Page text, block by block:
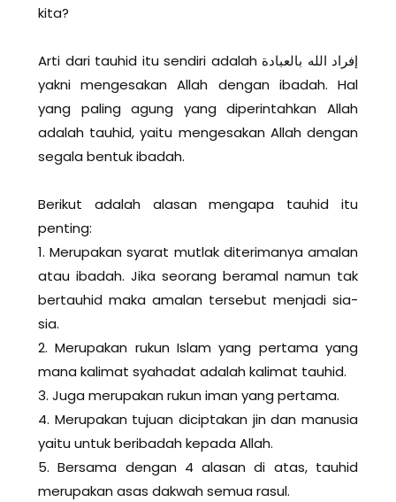
kita?
Arti dari tauhid itu sendiri adalah إفراد الله بالعبادة
yakni mengesakan Allah dengan ibadah. Hal
yang paling agung yang diperintahkan Allah
adalah tauhid, yaitu mengesakan Allah dengan
segala bentuk ibadah.
Berikut adalah alasan mengapa tauhid itu
penting:
1. Merupakan syarat mutlak diterimanya amalan
atau ibadah. Jika seorang beramal namun tak
bertauhid maka amalan tersebut menjadi sia-
sia.
2. Merupakan rukun Islam yang pertama yang
mana kalimat syahadat adalah kalimat tauhid.
3. Juga merupakan rukun iman yang pertama.
4. Merupakan tujuan diciptakan jin dan manusia
yaitu untuk beribadah kepada Allah.
5. Bersama dengan 4 alasan di atas, tauhid
merupakan asas dakwah semua rasul.